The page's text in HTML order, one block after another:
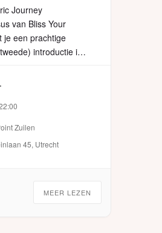
Journey
van Bliss Your
je een prachtige
introductie in
met twee groepen
veel mensen
al voor! In de
we je aan de
7-chakrasysteem
7 avonden […]
Zuilen
45, Utrecht
MEER LEZEN